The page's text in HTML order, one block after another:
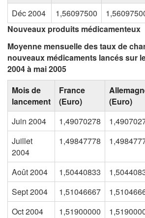
Déc 2004 1,56097500
Nouveaux produits médicamenteux
Moyenne mensuelle des taux de
nouveaux médicaments lancés sur
2004 à mai 2005
Mois de
lancement
France
(Euro)
(Euro)
Juin 2004 1,49070278
Juillet
2004
1,49847778
Août 2004 1,50440833
Sept 2004
1,51046667
Oct 2004
1,51900000